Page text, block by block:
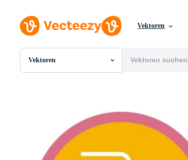
Vektoren
Vektoren
Alle Bilder
Vektoren
Videos
Motion Graphics